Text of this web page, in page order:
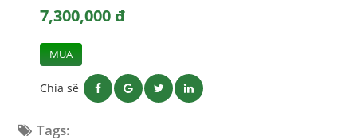
7,300,000 đ
MUA
Chia sẽ
Tags: